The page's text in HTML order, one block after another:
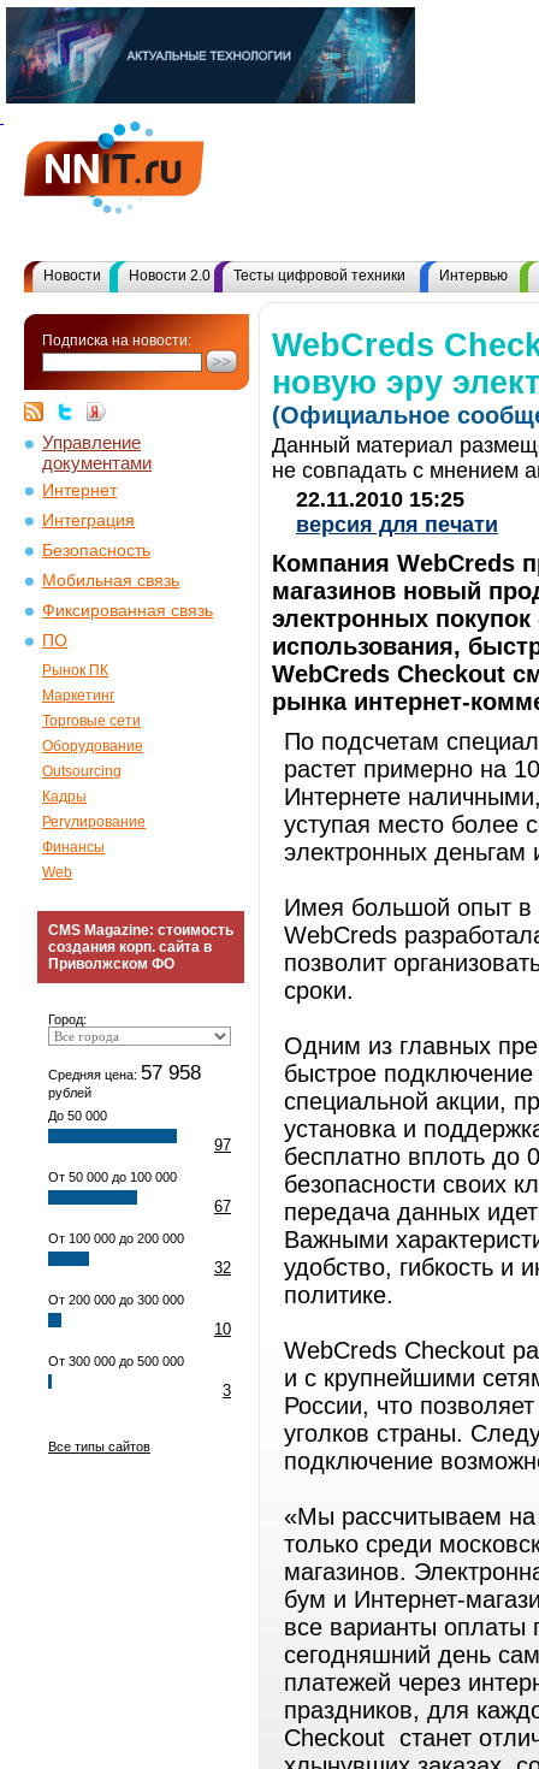
Новости Новости 2.0 Тесты цифровой техники Интервью
Подписка на новости:
Управление
документами
Интернет
Интеграция
Безопасность
Мобильная связь
Фиксированная связь
ПО
Рынок ПК
Маркетинг
Торговые сети
Оборудование
Outsourcing
Кадры
Регулирование
Финансы
Web
CMS Magazine: стоимость
создания корп. сайта в
Приволжском ФО
Город:
Средняя цена: 57 958
рублей
До 50 000
97
От 50 000 до 100 000
67
От 100 000 до 200 000
32
От 200 000 до 300 000
10
От 300 000 до 500 000
3
Все типы сайтов
WebCreds
новую эру
(Официальное
Данный материал
не совпадать с мнением
22.11.2010 15:25
версия для печати
Компания WebCreds
магазинов новый
электронных
использования,
WebCreds Checkout
рынка интернет-
По подсчетам
растет примерно на
Интернете
уступая место более
электронных
Имея большой опыт в
WebCreds
позволит
сроки.
Одним из главных
быстрое
специальной акции,
установка и
бесплатно вплоть до
безопасности своих
передача данных
Важными
удобство, гибкость и
политике.
WebCreds Checkout
и с крупнейшими
России, что
уголков страны.
подключение
«Мы рассчитываем
только среди
магазинов.
бум и Интернет-
все варианты оплаты
сегодняшний день
платежей через
праздников, для
Checkout станет